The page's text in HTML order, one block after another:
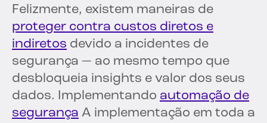
Felizmente, existem maneiras de
proteger contra custos diretos e
indiretos devido a incidentes de
segurança — ao mesmo tempo que
desbloqueia insights e valor dos seus
dados. Implementando automação de
segurança A implementação em toda a